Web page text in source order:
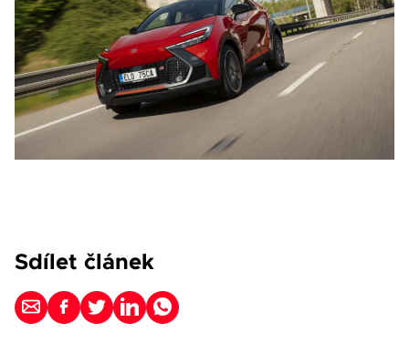
Sdílet článek